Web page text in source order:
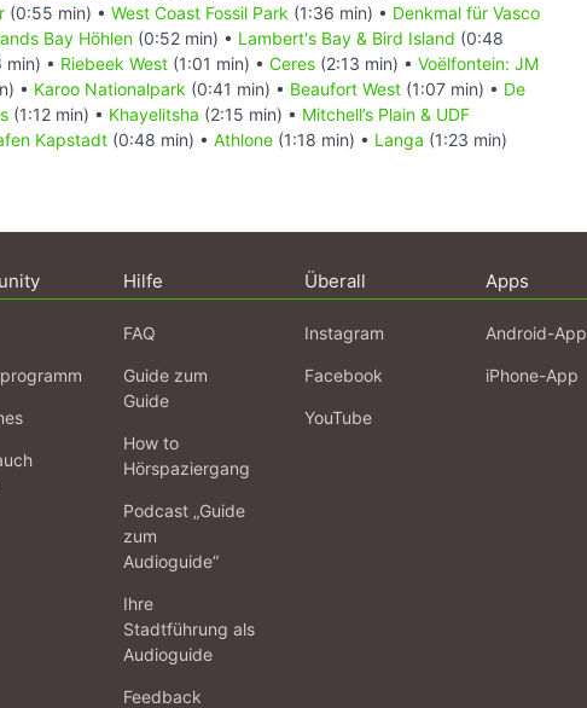
(0:55 min) • West Coast Fossil Park (1:36 min) • Denkmal für Vasco
Bay Höhlen (0:52 min) • Lambert's Bay & Bird Island (0:48
min) • Riebeek West (1:01 min) • Ceres (2:13 min) • Voëlfontein: JM
• Karoo Nationalpark (0:41 min) • Beaufort West (1:07 min) • De
(1:12 min) • Khayelitsha (2:15 min) • Mitchell’s Plain & UDF
Kapstadt (0:48 min) • Athlone (1:18 min) • Langa (1:23 min)
Hilfe
FAQ
Guide zum
Guide
How to
Hörspaziergang
Podcast „Guide
zum
Audioguide“
Ihre
Stadtführung als
Audioguide
Feedback
Überall
Instagram
Facebook
YouTube
Apps
Android-App
iPhone-App